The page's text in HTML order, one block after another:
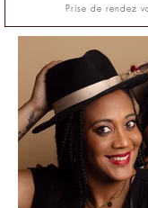
Prise de rendez